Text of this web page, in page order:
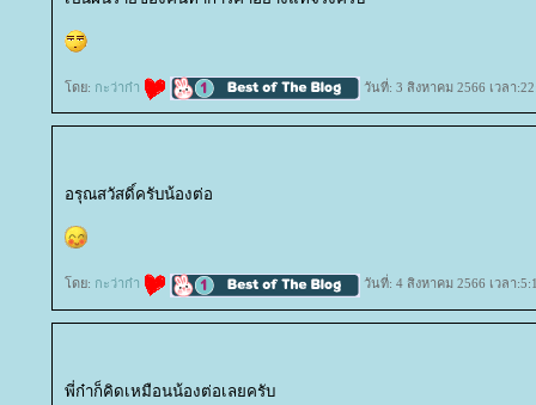
ดย: กะว่าก๋า วันที่: 3 สิงหาคม 2566 เวลา
อรุณสวัสดิ์ครับน้องต่อ
ดย: กะว่าก๋า วันที่: 4 สิงหาคม 2566 เวลา
พี่ก๋าก็คิดเหมือนน้องต่อเลยครับ